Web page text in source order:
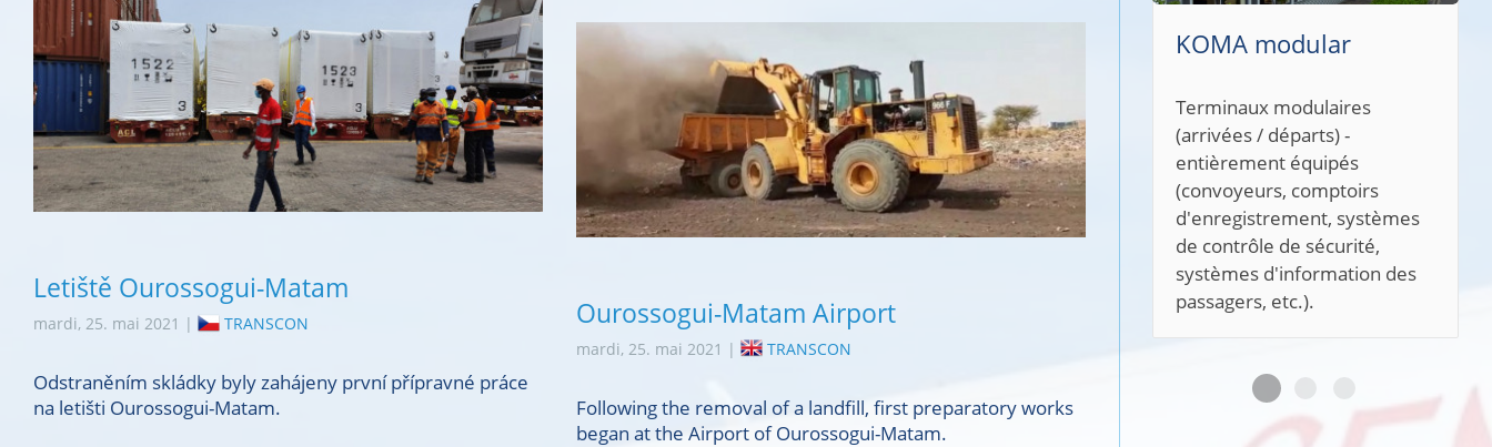
Letiště Ourossogui-Matam
mardi, 25. mai 2021 | TRANSCON
Odstraněním skládky byly zahájeny první přípravné práce
na letišti Ourossogui-Matam.
Ourossogui-Matam Airport
mardi, 25. mai 2021 | TRANSCON
Following the removal of a landfill, first preparatory works
began at the Airport of Ourossogui-Matam.
SAFETY PRO s.r.o.
SAFETY PRO (République
tchèque) fournit des activités
d'ingénierie complètes dans
l'industrie de la construction,
ce qui comprend la direction
des travaux, la supervision
technique, la sécurité et la
santé au travail et la
géologiques et géotechniques
et les activités de conception.